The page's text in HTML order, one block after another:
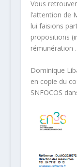
Vous
l’attention de
lui faisions
propositions
rémunération
Dominique
en copie du
SNFOCOS